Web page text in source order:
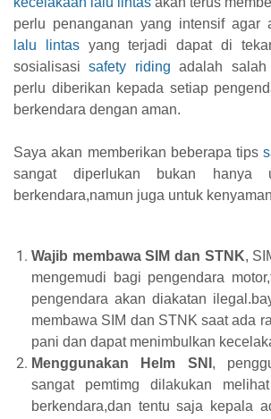
perlu penanganan yang intensif agar
lalu lintasyang terjadi dapat di
sosialisasisafety riding adalah
perlu diberikan kepada setiap
berkendara dengan aman.
Saya akan memberikan beberapa tips
sangat diperlukan bukan hanya
berkendara,namun juga untuk
Wajib membawa SIM dan STNK,
mengemudi bagi pengendara
pengendara akan diakatan
membawa SIM dan STNK saat ada
pani dan dapat menimbulkan
Menggunakan Helm SNI ,
sangat pemtimg dilakukan
berkendara,dan tentu saja kepala